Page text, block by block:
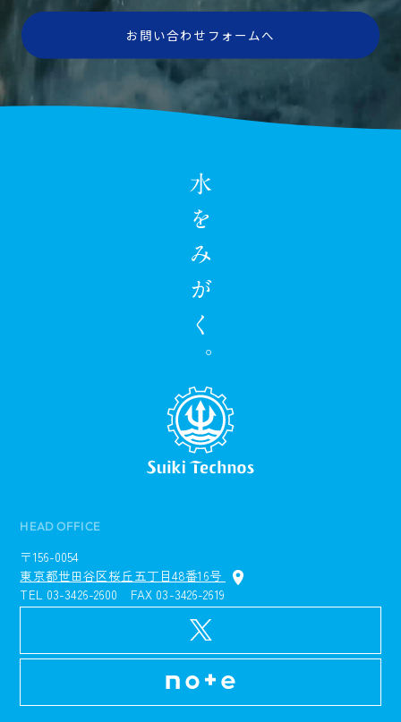
お問い合わせフォームへ
HEAD OFFICE
〒156-0054
東京都世田谷区桜丘五丁目48番16号
TEL 03-3426-2600 FAX 03-3426-2619